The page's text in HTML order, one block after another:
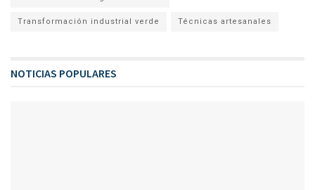
Transformación industrial verde Técnicas artesanales
NOTICIAS POPULARES